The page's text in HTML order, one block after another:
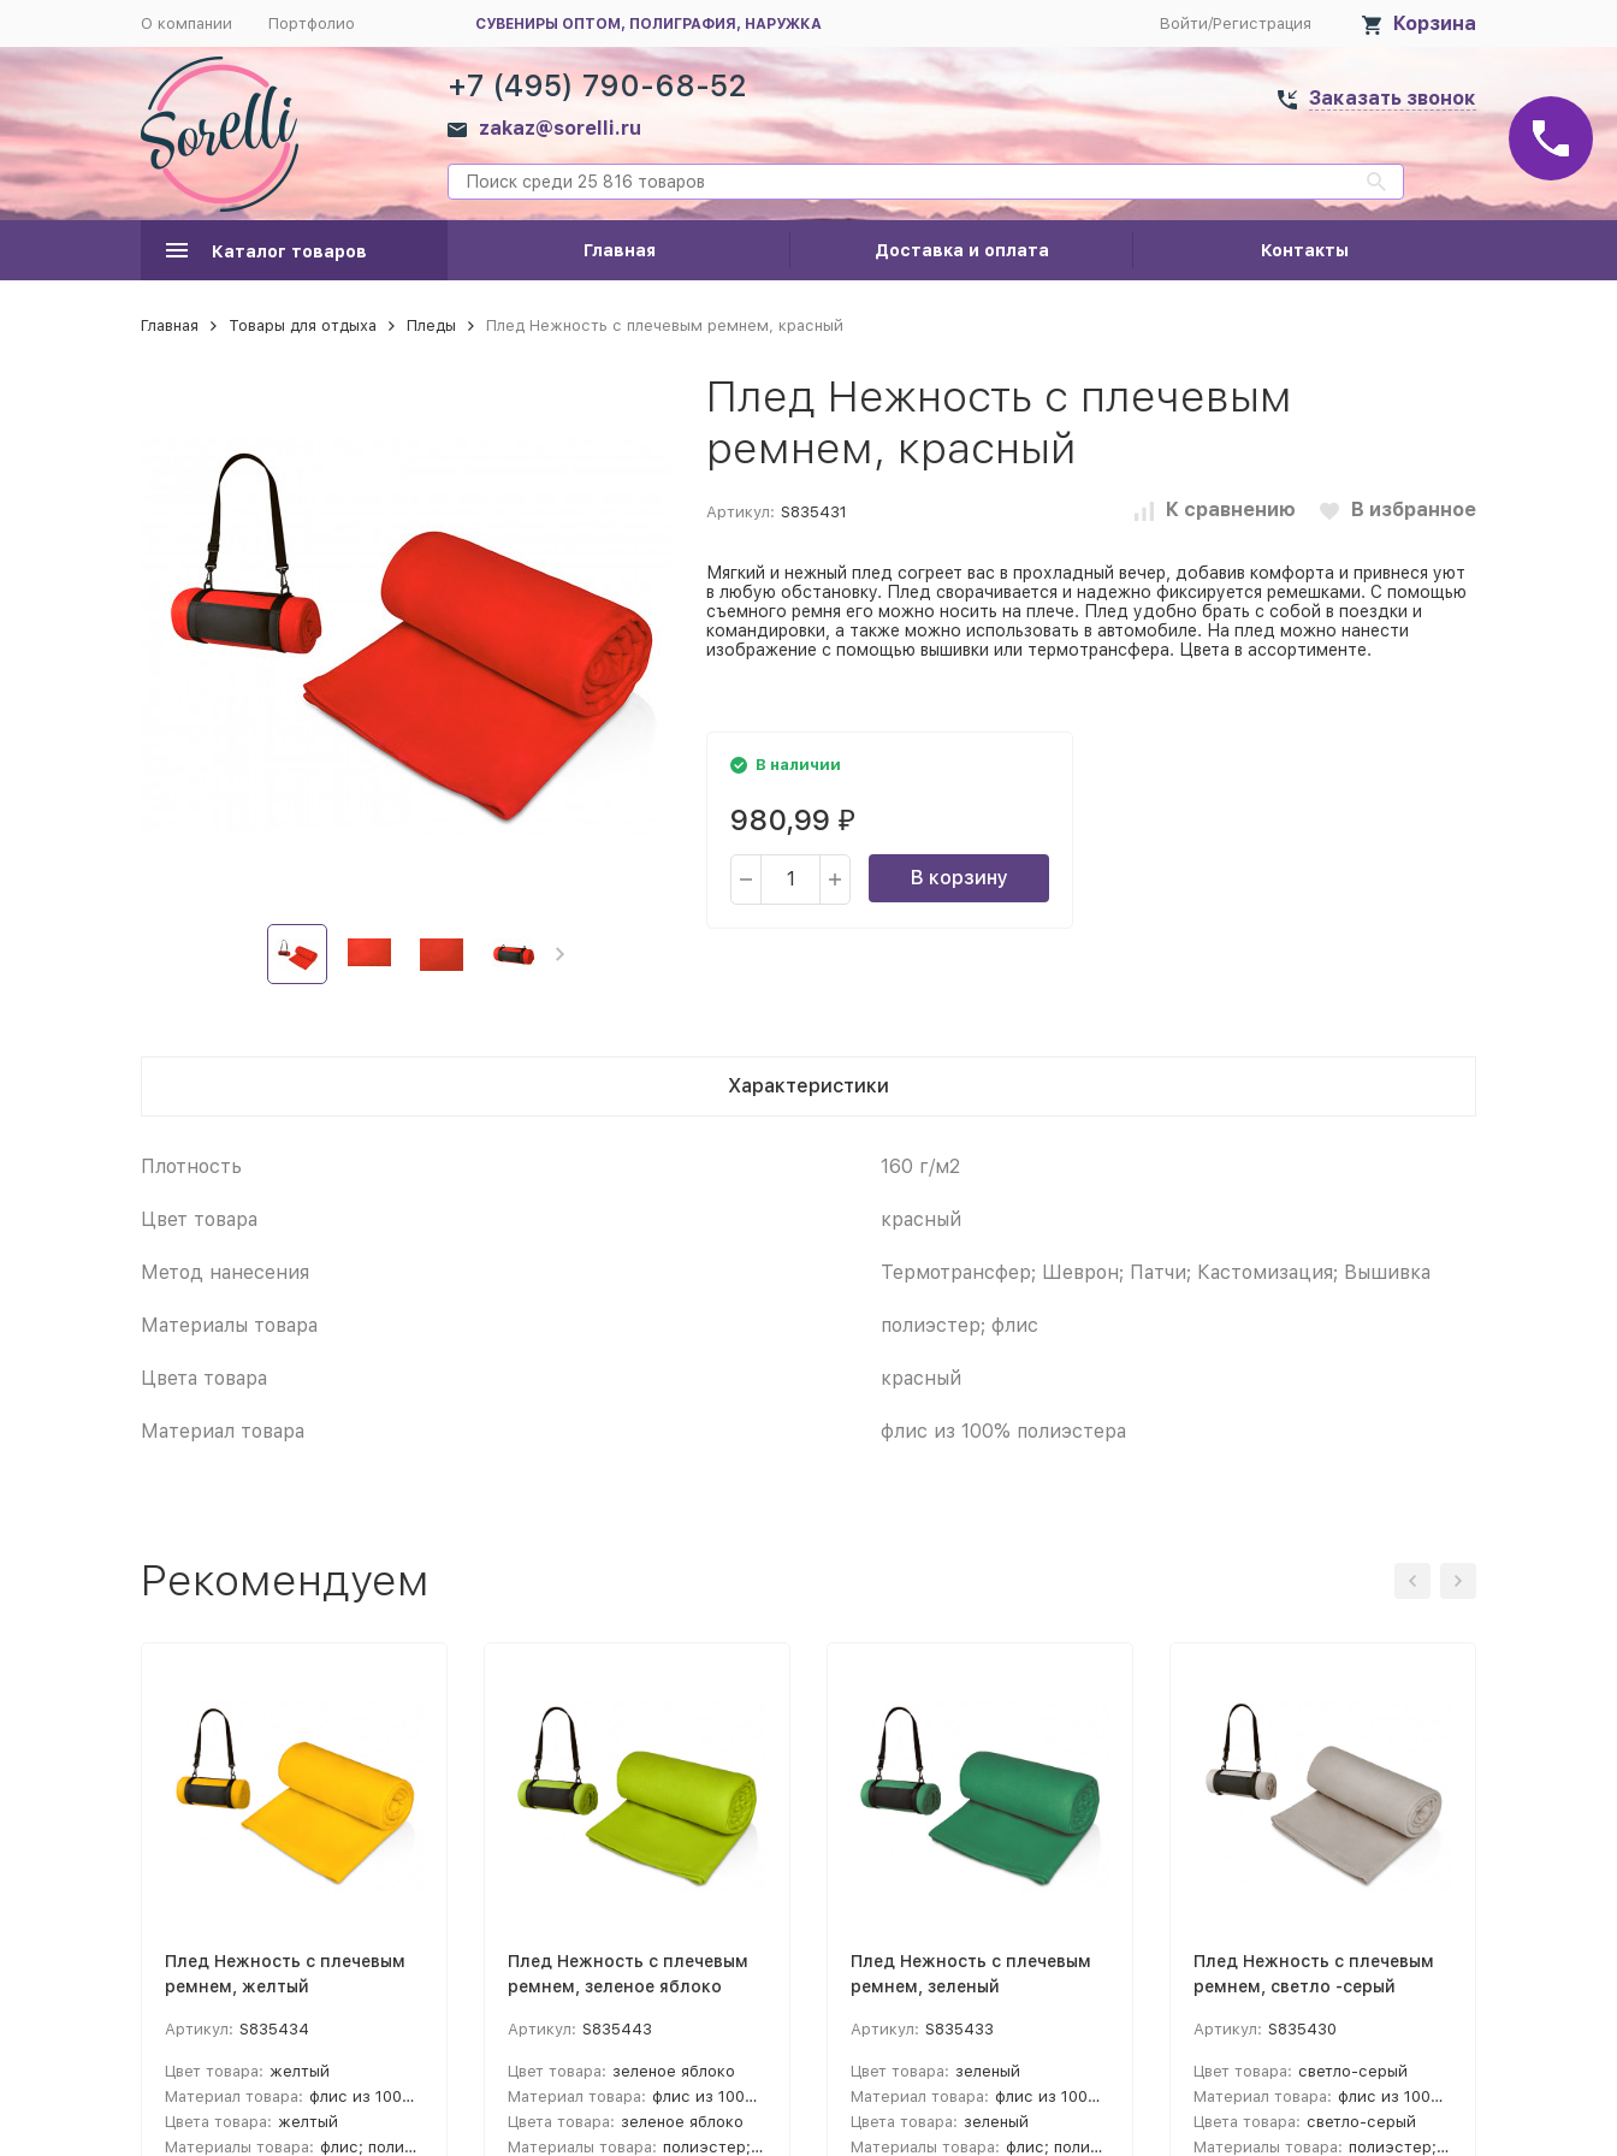
О компании Портфолио СУВЕНИРЫ ОПТОМ, ПОЛИГРАФИЯ, НАРУЖКА Войти/Регистрация Корзина
+7 (495) 790-68-52
zakaz@sorelli.ru
Заказать звонок
Каталог товаров Главная Доставка и оплата Контакты
Главная Товары для отдыха Пледы Плед Нежность с плечевым ремнем, красный
Плед Нежность с плечевым
ремнем, красный
Артикул: S835431 К сравнению В избранное
Мягкий и нежный плед согреет вас в прохладный вечер, добавив комфорта и привнеся уют
в любую обстановку. Плед сворачивается и надежно фиксируется ремешками. С помощью
съемного ремня его можно носить на плече. Плед удобно брать с собой в поездки и
командировки, а также можно использовать в автомобиле. На плед можно нанести
изображение с помощью вышивки или термотрансфера. Цвета в ассортименте.
В наличии
980,99 ₽
В корзину
Характеристики
Плотность 160 г/м2
Цвет товара красный
Метод нанесения Термотрансфер; Шеврон; Патчи; Кастомизация; Вышивка
Материалы товара полиэстер; флис
Цвета товара красный
Материал товара флис из 100% полиэстера
Рекомендуем
Плед Нежность с плечевым
ремнем, желтый
Артикул: S835434
Цвет товара: желтый
Материал товара: флис из 100% полиэстера
Цвета товара: желтый
Материалы товара: флис; полиэстер
Плед Нежность с плечевым
ремнем, зеленое яблоко
Артикул: S835443
Цвет товара: зеленое яблоко
Материал товара: флис из 100% полиэстера
Цвета товара: зеленое яблоко
Материалы товара: полиэстер; флис
Плед Нежность с плечевым
ремнем, зеленый
Артикул: S835433
Цвет товара: зеленый
Материал товара: флис из 100% полиэстера
Цвета товара: зеленый
Материалы товара: флис; полиэстер
Плед Нежность с плечевым
ремнем, светло -серый
Артикул: S835430
Цвет товара: светло-серый
Материал товара: флис из 100% полиэстера
Цвета товара: светло-серый
Материалы товара: полиэстер; флис